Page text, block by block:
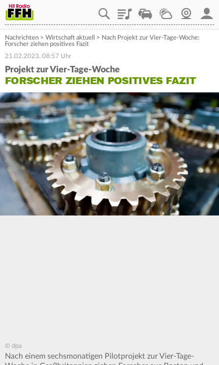
PlaylistStaupilotWetterWebcam
Nachrichten > Wirtschaft aktuell > Nach Projekt zur Vier-Tage-Woche:
Forscher ziehen positives Fazit
21.02.2023, 08:57 Uhr
Projekt zur Vier-Tage-Woche
FORSCHER ZIEHEN POSITIVES FAZIT
© dpa
Nach einem sechsmonatigen Pilotprojekt zur Vier-Tage-